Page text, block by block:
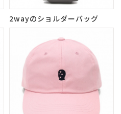
2wayのショルダーバッグ